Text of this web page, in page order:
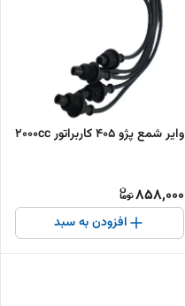
وایر شمع پژو 405 کاربراتور 2000cc
858,000
افزودن به سبد